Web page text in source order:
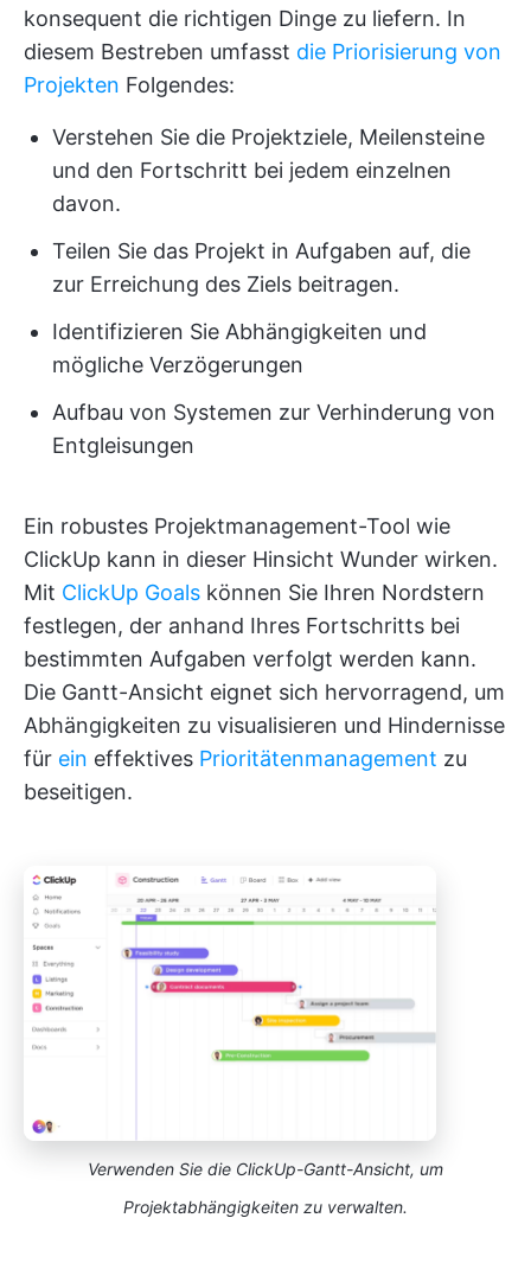
konsequent die richtigen Dinge zu liefern. In
diesem Bestreben umfasst die Priorisierung von
Projekten Folgendes:
Verstehen Sie die Projektziele, Meilensteine
und den Fortschritt bei jedem einzelnen
davon.
Teilen Sie das Projekt in Aufgaben auf, die
zur Erreichung des Ziels beitragen.
Identifizieren Sie Abhängigkeiten und
mögliche Verzögerungen
Aufbau von Systemen zur Verhinderung von
Entgleisungen
Ein robustes Projektmanagement-Tool wie
ClickUp kann in dieser Hinsicht Wunder wirken.
Mit ClickUp Goals können Sie Ihren Nordstern
festlegen, der anhand Ihres Fortschritts bei
bestimmten Aufgaben verfolgt werden kann.
Die Gantt-Ansicht eignet sich hervorragend, um
Abhängigkeiten zu visualisieren und Hindernisse
für ein effektives Prioritätenmanagement zu
beseitigen.
Verwenden Sie die ClickUp-Gantt-Ansicht, um
Projektabhängigkeiten zu verwalten.